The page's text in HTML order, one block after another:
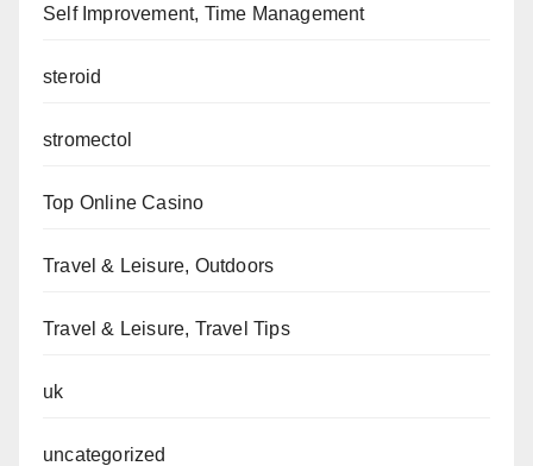
Self Improvement, Time Management
steroid
stromectol
Top Online Casino
Travel & Leisure, Outdoors
Travel & Leisure, Travel Tips
uk
uncategorized